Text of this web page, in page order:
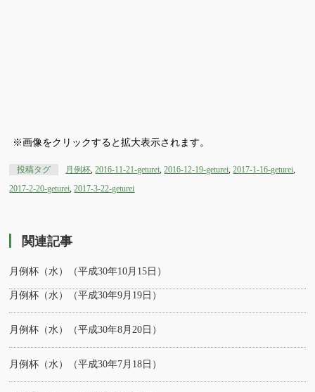
※画像をクリックすると拡大表示されます。
投稿タグ 月例杯,2016-11-21-geturei,2016-12-19-geturei,2017-1-16-geturei,
2017-2-20-geturei,2017-3-22-geturei
関連記事
月例杯（水）（平成30年10月15日）
月例杯（水）（平成30年9月19日）
月例杯（水）（平成30年8月20日）
月例杯（水）（平成30年7月18日）